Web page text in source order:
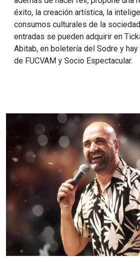
éxito, la creación artística, la
consumos culturales de la
entradas se pueden adquirir en
Abitab, en boletería del Sodre y
de FUCVAM y Socio Espectacular.
Imagen